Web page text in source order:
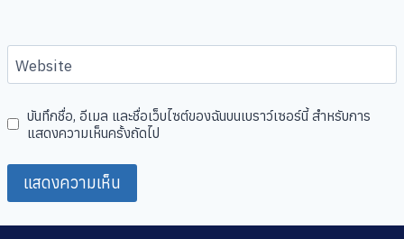
Website
บันทึกชื่อ, อีเมล และชื่อเว็บไซต์ของฉันบนเบราว์เซอร์นี้ สำหรับการ
แสดงความเห็นครั้งถัดไป